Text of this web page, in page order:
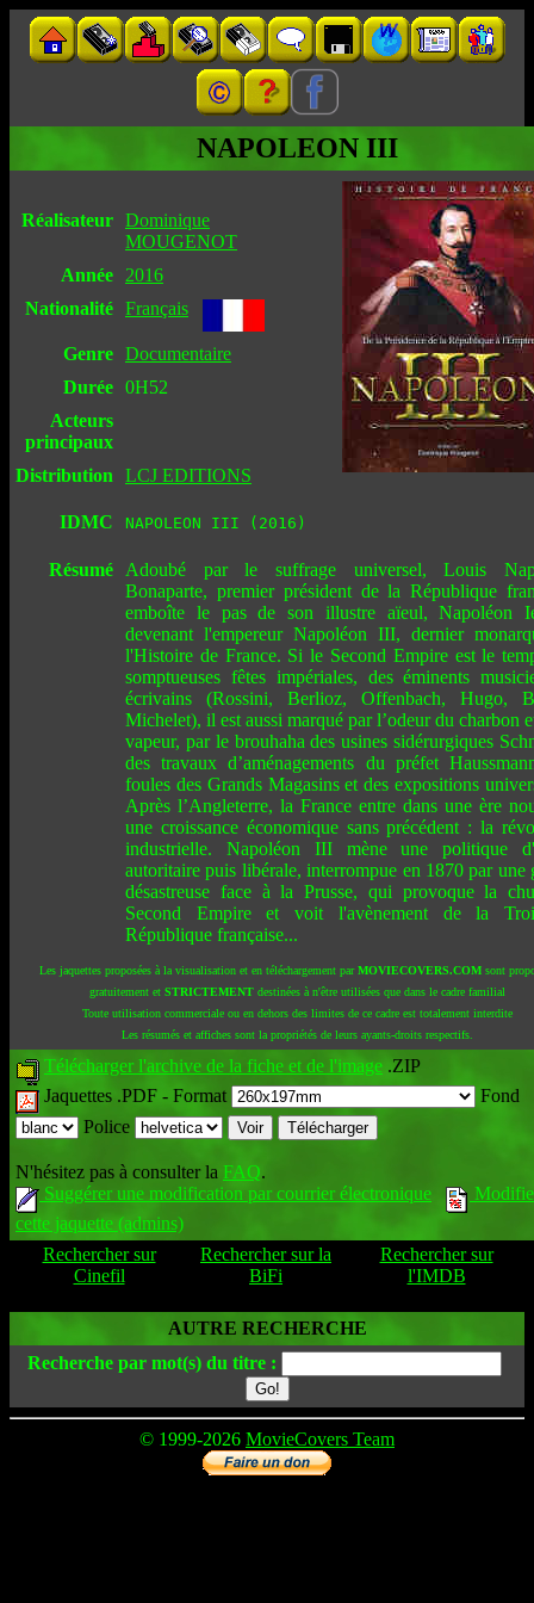
NAPOLEON III
Réalisateur Dominique
MOUGENOT
Année
2016
Nationalité Français
Genre Documentaire
Durée 0H52
Acteurs
principaux
Distribution
LCJ EDITIONS
IDMC NAPOLEON III (2016)
Résumé
Adoubé par le suffrage universel, Louis
Bonaparte, premier président de la République
emboîte le pas de son illustre aïeul, Napoléon
devenant l'empereur Napoléon III, dernier
l'Histoire de France. Si le Second Empire est le
somptueuses fêtes impériales, des éminents
écrivains (Rossini, Berlioz, Offenbach, Hugo,
Michelet), il est aussi marqué par l’odeur du charbon
vapeur, par le brouhaha des usines sidérurgiques
des travaux d’aménagements du préfet
foules des Grands Magasins et des expositions
Après l’Angleterre, la France entre dans une ère
une croissance économique sans précédent : la
industrielle. Napoléon III mène une politique
autoritaire puis libérale, interrompue en 1870 par une
désastreuse face à la Prusse, qui provoque la
Second Empire et voit l'avènement de la
République française...
Les jaquettes proposées à la visualisation et en téléchargement parMOVIECOVERS.COMsont
gratuitement et STRICTEMENTdestinées à n'être utilisées que dans le cadre familial
Toute utilisation commerciale ou en dehors des limites de ce cadre est totalement interdite
Les résumés et affiches sont la propriétés de leurs ayants-droits respectifs.
Télécharger l'archive de la fiche et de l'image .ZIP
Jaquettes .PDF - Format
Fond
Police
N'hésitez pas à consulter la FAQ.
Suggérer une modification par courrier électronique
cette jaquette (admins)
Rechercher sur
Cinefil
Rechercher sur la
BiFi
Rechercher sur
l'IMDB
AUTRE RECHERCHE
Recherche par mot(s) du titre :
© 1999-2026 MovieCovers Team